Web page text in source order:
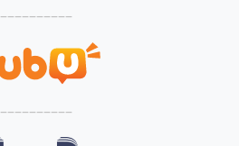
––––––––––
––––––––––